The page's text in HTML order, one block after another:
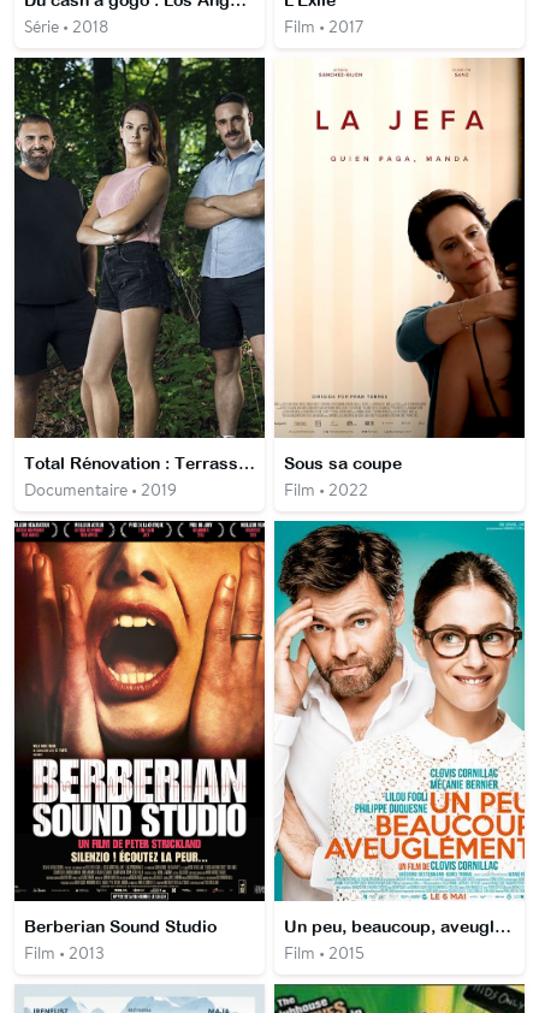
Série • 2018 Film • 2017
Total Rénovation : Terrasses et jardins
Documentaire • 2019
Sous sa coupe
Film • 2022
Berberian Sound Studio
Film • 2013
Un peu, beaucoup, aveuglément
Film • 2015